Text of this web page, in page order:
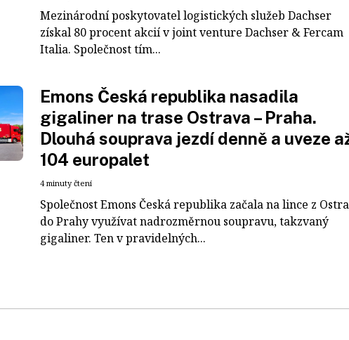
Mezinárodní poskytovatel logistických služeb Dachser
získal 80 procent akcií v joint venture Dachser & Fercam
Italia. Společnost tím...
Emons Česká republika nasadila
gigaliner na trase Ostrava – Praha.
Dlouhá souprava jezdí denně a uveze
104 europalet
4 minuty čtení
Společnost Emons Česká republika začala na lince z
do Prahy využívat nadrozměrnou soupravu, takzvaný
gigaliner. Ten v pravidelných...